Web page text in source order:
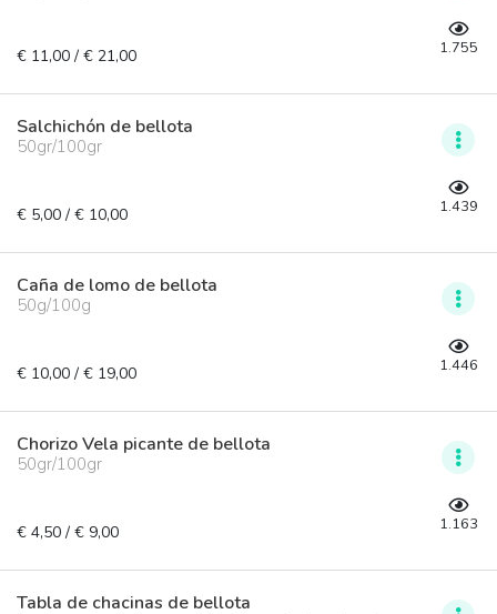
€ 11,00 / € 21,00 1.755
Salchichón de bellota
50gr/100gr
€ 5,00 / € 10,00 1.439
Caña de lomo de bellota
50g/100g
€ 10,00 / € 19,00 1.446
Chorizo Vela picante de bellota
50gr/100gr
€ 4,50 / € 9,00 1.163
Tabla de chacinas de bellota